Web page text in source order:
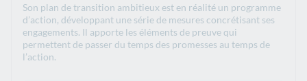
Son plan de transition ambitieux est en réalité un programme
d’action, développant une série de mesures concrétisant ses
engagements. Il apporte les éléments de preuve qui
permettent de passer du temps des promesses au temps de
l’action.